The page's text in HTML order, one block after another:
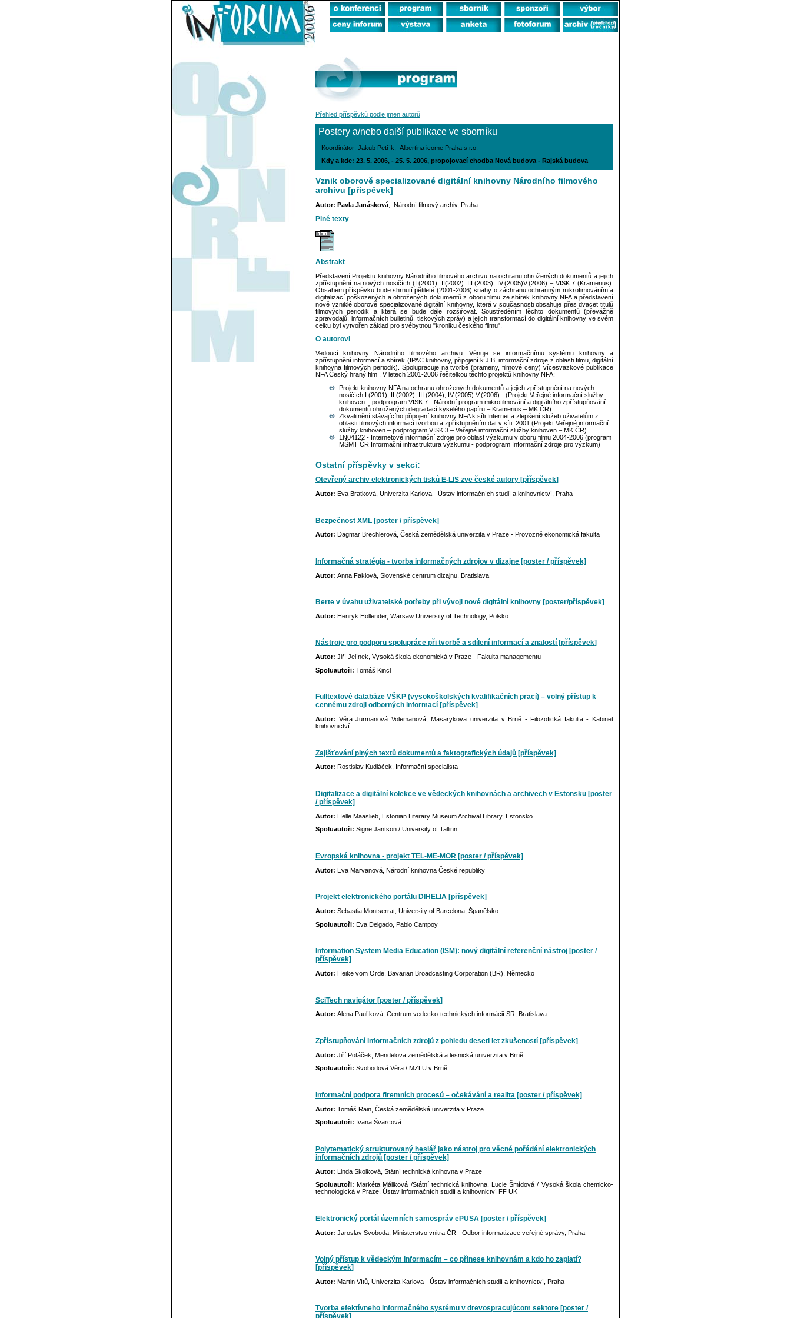
Přehled příspěvků podle jmen autorů
Postery a/nebo další publikace ve sborníku
Koordinátor: Jakub Petřík, Albertina icome Praha s.r.o.
Kdy a kde: 23. 5. 2006, - 25. 5. 2006, propojovací chodba Nová budova - Rajská budova
Vznik oborově specializované digitální knihovny Národního filmového
archivu [příspěvek]
Autor: Pavla Janásková , Národní filmový archiv, Praha
Plné texty
Abstrakt
Představení Projektu knihovny Národního filmového archivu na ochranu ohrožených dokumentů a jejich
zpřístupnění na nových nosičích (I.(2001), II(2002). III.(2003), IV.(2005)V.(2006) – VISK 7 (Kramerius).
Obsahem příspěvku bude shrnutí pětileté (2001-2006) snahy o záchranu ochranným mikrofimováním a
digitalizací poškozených a ohrožených dokumentů z oboru filmu ze sbírek knihovny NFA a představení
nově vzniklé oborově specializované digitální knihovny, která v současnosti obsahuje přes dvacet titulů
filmových periodik a která se bude dále rozšiřovat. Soustředěním těchto dokumentů (převážně
zpravodajů, informačních bulletinů, tiskových zpráv) a jejich transformací do digitální knihovny ve svém
celku byl vytvořen základ pro svébytnou "kroniku českého filmu".
O autorovi
Vedoucí knihovny Národního filmového archivu. Věnuje se informačnímu systému knihovny a
zpřístupnění informací a sbírek (IPAC knihovny, připojení k JIB, informační zdroje z oblasti filmu, digitální
knihovna filmových periodik). Spolupracuje na tvorbě (prameny, filmové ceny) vícesvazkové publikace
NFA Český hraný film . V letech 2001-2006 řešitelkou těchto projektů knihovny NFA:
Projekt knihovny NFA na ochranu ohrožených dokumentů a jejich zpřístupnění na nových
nosičích I.(2001), II.(2002), III.(2004), IV.(2005) V.(2006) - (Projekt Veřejné informační služby
knihoven – podprogram VISK 7 - Národní program mikrofilmování a digitálního zpřístupňování
dokumentů ohrožených degradací kyselého papíru – Kramerius – MK ČR)
Zkvalitnění stávajícího připojení knihovny NFA k síti Internet a zlepšení služeb uživatelům z
oblasti filmových informací tvorbou a zpřístupněním dat v síti. 2001 (Projekt Veřejné informační
služby knihoven – podprogram VISK 3 – Veřejné informační služby knihoven – MK ČR)
1N04122 - Internetové informační zdroje pro oblast výzkumu v oboru filmu 2004-2006 (program
MŠMT ČR Informační infrastruktura výzkumu - podprogram Informační zdroje pro výzkum)
Ostatní příspěvky v sekci:
Otevřený archiv elektronických tisků E-LIS zve české autory [příspěvek]
Autor: Eva Bratková, Univerzita Karlova - Ústav informačních studií a knihovnictví, Praha
Bezpečnost XML [poster / příspěvek]
Autor: Dagmar Brechlerová, Česká zemědělská univerzita v Praze - Provozně ekonomická fakulta
Informačná stratégia - tvorba informačných zdrojov v dizajne [poster / příspěvek]
Autor: Anna Faklová, Slovenské centrum dizajnu, Bratislava
Berte v úvahu uživatelské potřeby při vývoji nové digitální knihovny [poster/příspěvek]
Autor: Henryk Hollender, Warsaw University of Technology, Polsko
Nástroje pro podporu spolupráce při tvorbě a sdílení informací a znalostí [příspěvek]
Autor: Jiří Jelínek, Vysoká škola ekonomická v Praze - Fakulta managementu
Spoluautoři: Tomáš Kincl
Fulltextové databáze VŠKP (vysokoškolských kvalifikačních prací) – volný přístup k
cennému zdroji odborných informací [příspěvek]
Autor: Věra Jurmanová Volemanová, Masarykova univerzita v Brně - Filozofická fakulta - Kabinet
knihovnictví
Zajišťování plných textů dokumentů a faktografických údajů [příspěvek]
Autor: Rostislav Kudláček, Informační specialista
Digitalizace a digitální kolekce ve vědeckých knihovnách a archivech v Estonsku [poster
/ příspěvek]
Autor: Helle Maaslieb, Estonian Literary Museum Archival Library, Estonsko
Spoluautoři: Signe Jantson / University of Tallinn
Evropská knihovna - projekt TEL-ME-MOR [poster / příspěvek]
Autor: Eva Marvanová, Národní knihovna České republiky
Projekt elektronického portálu DIHELIA [příspěvek]
Autor: Sebastia Montserrat, University of Barcelona, Španělsko
Spoluautoři: Eva Delgado, Pablo Campoy
Information System Media Education (ISM): nový digitální referenční nástroj [poster /
příspěvek]
Autor: Heike vom Orde, Bavarian Broadcasting Corporation (BR), Německo
SciTech navigátor [poster / příspěvek]
Autor: Alena Paulíková, Centrum vedecko-technických informácií SR, Bratislava
Zpřístupňování informačních zdrojů z pohledu deseti let zkušeností [příspěvek]
Autor: Jiří Potáček, Mendelova zemědělská a lesnická univerzita v Brně
Spoluautoři: Svobodová Věra / MZLU v Brně
Informační podpora firemních procesů – očekávání a realita [poster / příspěvek]
Autor: Tomáš Rain, Česká zemědělská univerzita v Praze
Spoluautoři: Ivana Švarcová
Polytematický strukturovaný heslář jako nástroj pro věcné pořádání elektronických
informačních zdrojů [poster / příspěvek]
Autor: Linda Skolková, Státní technická knihovna v Praze
Spoluautoři: Markéta Máliková /Státní technická knihovna, Lucie Šmídová / Vysoká škola chemicko-
technologická v Praze, Ústav informačních studií a knihovnictví FF UK
Elektronický portál územních samospráv ePUSA [poster / příspěvek]
Autor: Jaroslav Svoboda, Ministerstvo vnitra ČR - Odbor informatizace veřejné správy, Praha
Volný přístup k vědeckým informacím – co přinese knihovnám a kdo ho zaplatí?
[příspěvek]
Autor: Martin Vítů, Univerzita Karlova - Ústav informačních studií a knihovnictví, Praha
Tvorba efektívneho informačného systému v drevospracujúcom sektore [poster /